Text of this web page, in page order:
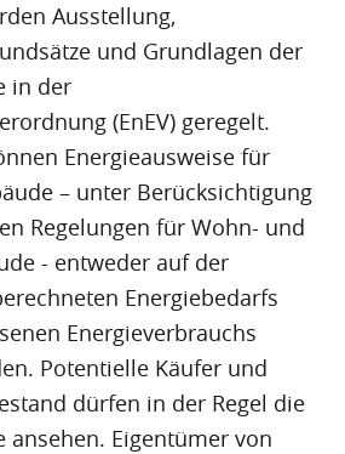
Ausstellung,
und Grundlagen der
in der
(EnEV) geregelt.
Energieausweise für
– unter Berücksichtigung
Regelungen für Wohn- und
- entweder auf der
Energiebedarfs
Energieverbrauchs
Potentielle Käufer und
dürfen in der Regel die
ansehen. Eigentümer von